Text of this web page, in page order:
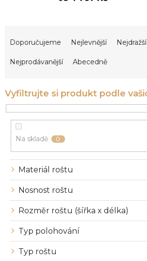
p
r
o
Doporučujeme Nejlevnější Nejdražší
Nejprodávanější Abecedně
Na skladě 0
Materiál roštu
Nosnost roštu
Rozměr roštu (šířka x délka)
Typ polohování
Typ roštu